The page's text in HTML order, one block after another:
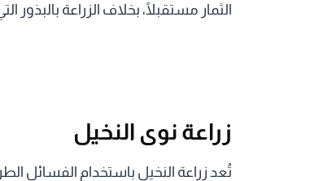
الثمار مستقبلًا، بخلاف الزراعة
زراعة نوى النخيل
تُعد زراعة النخيل باستخدام الفسائل